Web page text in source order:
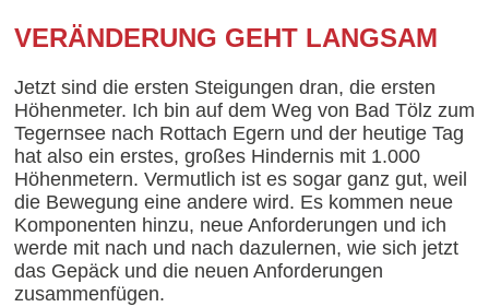
VERÄNDERUNG GEHT LANGSAM
Jetzt sind die ersten Steigungen dran, die ersten
Höhenmeter. Ich bin auf dem Weg von Bad Tölz zum
Tegernsee nach Rottach Egern und der heutige Tag
hat also ein erstes, großes Hindernis mit 1.000
Höhenmetern. Vermutlich ist es sogar ganz gut, weil
die Bewegung eine andere wird. Es kommen neue
Komponenten hinzu, neue Anforderungen und ich
werde mit nach und nach dazulernen, wie sich jetzt
das Gepäck und die neuen Anforderungen
zusammenfügen.